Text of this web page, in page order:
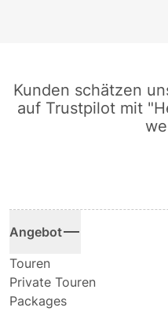
Kunden schätzen
auf Trustpilot mit
Angebot
Touren
Private Touren
Packages